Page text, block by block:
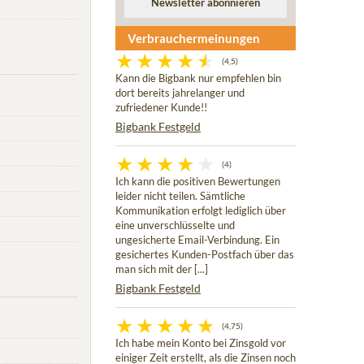
Verbrauchermeinungen
(4,5)
Kann die Bigbank nur empfehlen bin
dort bereits jahrelanger und
zufriedener Kunde!!
Bigbank Festgeld
(4)
Ich kann die positiven Bewertungen
leider nicht teilen. Sämtliche
Kommunikation erfolgt lediglich über
eine unverschlüsselte und
ungesicherte Email-Verbindung. Ein
gesichertes Kunden-Postfach über das
man sich mit der [...]
Bigbank Festgeld
(4,75)
Ich habe mein Konto bei Zinsgold vor
einiger Zeit erstellt, als die Zinsen noch